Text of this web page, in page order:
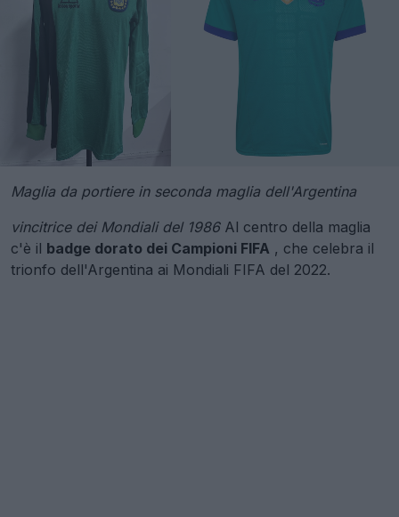
Maglia da portiere in seconda maglia dell'Argentina
vincitrice dei Mondiali del 1986Al centro della maglia
c'è il badge dorato dei Campioni FIFA , che celebra il
trionfo dell'Argentina ai Mondiali FIFA del 2022.